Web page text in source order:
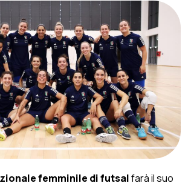
femminile di futsalfarà il suo